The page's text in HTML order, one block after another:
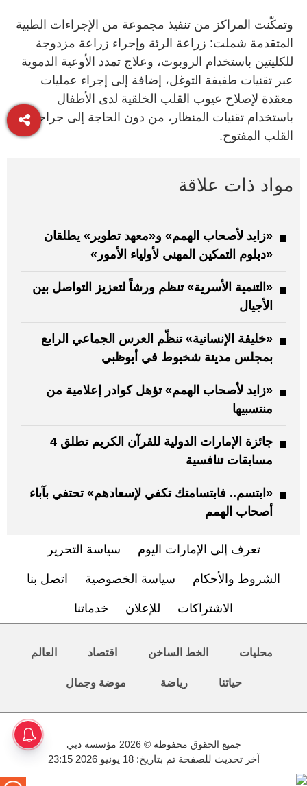
وتمكّنت المراكز من تنفيذ مجموعة من الإجراءات الطبية
المتقدمة شملت: زراعة الرئة وإجراء زراعة مزدوجة
للكليتين باستخدام الروبوت، وعلاج تمدد الأوعية الدموية
عبر تقنيات طفيفة التوغل، إضافة إلى إجراء عمليات
معقدة لإصلاح عيوب القلب الخلقية لدى الأطفال
باستخدام تقنيات المنظار، من دون الحاجة إلى جراحة
القلب المفتوح.
مواد ذات علاقة
«زايد لأصحاب الهمم» و«معهد تطوير» يطلقان
«دبلوم التمكين المهني لأولياء الأمور»
«التنمية الأسرية» تنظم ورشاً لتعزيز التواصل بين
الأجيال
«خليفة الإنسانية» تنظّم العرس الجماعي الرابع
بمجلس مدينة شخبوط في أبوظبي
«زايد لأصحاب الهمم» تؤهل كوادر إعلامية من
منتسبيها
جائزة الإمارات الدولية للقرآن الكريم تطلق 4
مسابقات تنافسية
«ابتسم.. فابتسامتك تكفي لإسعادهم» تحتفي بآباء
أصحاب الهمم
تعرف إلى الإمارات اليوم سياسة التحرير
الشروط والأحكام سياسة الخصوصية اتصل بنا
الاشتراكات للإعلان خدماتنا
محليات الخط الساخن اقتصاد العالم
حياتنا رياضة موضة وجمال
جميع الحقوق محفوظة © 2026 مؤسسة دبي
آخر تحديث للصفحة تم بتاريخ: 18 يونيو 2026 23:15